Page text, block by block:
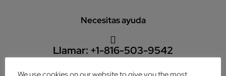
Necesitas ayuda
Llamar: +1-816-503-9542
We use cookies on our website to give you the most